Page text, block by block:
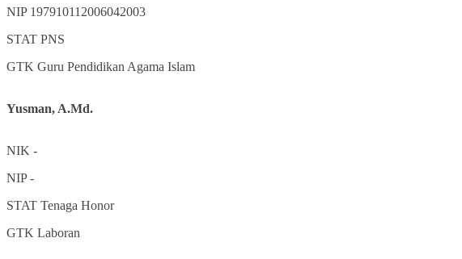
NIP 197910112006042003
STAT PNS
GTK Guru Pendidikan Agama Islam
Yusman, A.Md.
NIK -
NIP-
STAT Tenaga Honor
GTK Laboran